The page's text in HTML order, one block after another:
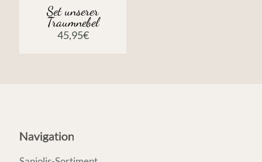
Set unserer
Traumnebel
45,95€
Navigation